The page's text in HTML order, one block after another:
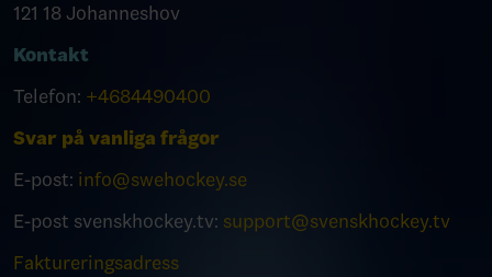
121 18 Johanneshov
Kontakt
Telefon: +4684490400
Svar på vanliga frågor
E-post: info@swehockey.se
E-post svenskhockey.tv: support@svenskhockey.tv
Faktureringsadress